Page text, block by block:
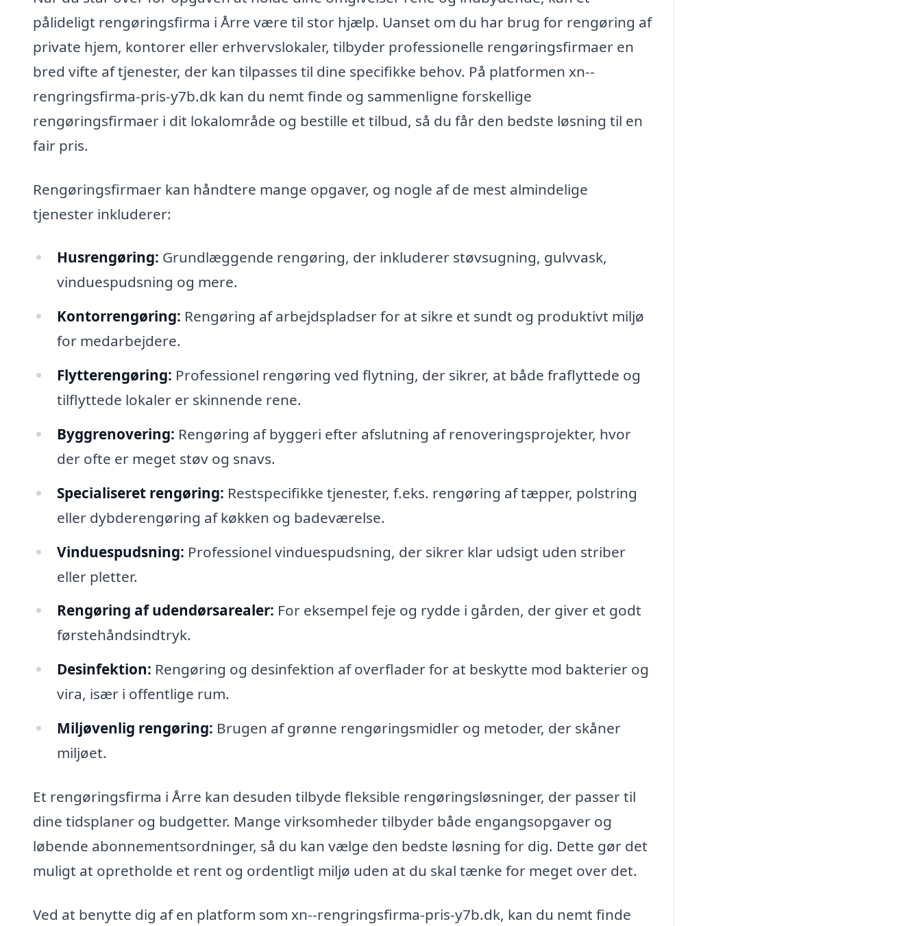
pålideligt rengøringsfirma i Årre være til stor hjælp. Uanset om du har brug for rengøring af
private hjem, kontorer eller erhvervslokaler, tilbyder professionelle rengøringsfirmaer en
bred vifte af tjenester, der kan tilpasses til dine specifikke behov. På platformen xn--
rengringsfirma-pris-y7b.dk kan du nemt finde og sammenligne forskellige
rengøringsfirmaer i dit lokalområde og bestille et tilbud, så du får den bedste løsning til en
fair pris.
Rengøringsfirmaer kan håndtere mange opgaver, og nogle af de mest almindelige
tjenester inkluderer:
Husrengøring: Grundlæggende rengøring, der inkluderer støvsugning, gulvvask,
vinduespudsning og mere.
Kontorrengøring: Rengøring af arbejdspladser for at sikre et sundt og produktivt miljø
for medarbejdere.
Flytterengøring: Professionel rengøring ved flytning, der sikrer, at både fraflyttede og
tilflyttede lokaler er skinnende rene.
Byggrenovering: Rengøring af byggeri efter afslutning af renoveringsprojekter, hvor
der ofte er meget støv og snavs.
Specialiseret rengøring: Restspecifikke tjenester, f.eks. rengøring af tæpper, polstring
eller dybderengøring af køkken og badeværelse.
Vinduespudsning: Professionel vinduespudsning, der sikrer klar udsigt uden striber
eller pletter.
Rengøring af udendørsarealer: For eksempel feje og rydde i gården, der giver et godt
førstehåndsindtryk.
Desinfektion: Rengøring og desinfektion af overflader for at beskytte mod bakterier og
vira, især i offentlige rum.
Miljøvenlig rengøring: Brugen af grønne rengøringsmidler og metoder, der skåner
miljøet.
Et rengøringsfirma i Årre kan desuden tilbyde fleksible rengøringsløsninger, der passer til
dine tidsplaner og budgetter. Mange virksomheder tilbyder både engangsopgaver og
løbende abonnementsordninger, så du kan vælge den bedste løsning for dig. Dette gør det
muligt at opretholde et rent og ordentligt miljø uden at du skal tænke for meget over det.
Ved at benytte dig af en platform som xn--rengringsfirma-pris-y7b.dk, kan du nemt finde